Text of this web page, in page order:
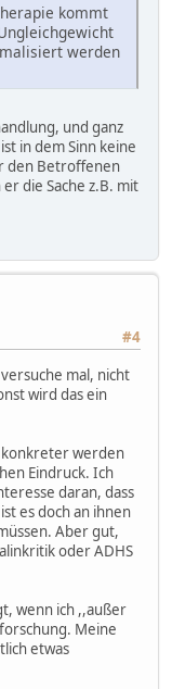
kommt
werden
und ganz
in dem Sinn keine
den Betroffenen
die Sache z.B. mit
#4
mal, nicht
wird das ein
konkreter werden
Eindruck. Ich
daran, dass
es doch an ihnen
Aber gut,
oder ADHS
wenn ich ,,außer
Meine
etwas